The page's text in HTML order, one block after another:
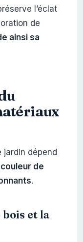
l’éclat
de
ainsi sa
jardin dépend
de
.
et la